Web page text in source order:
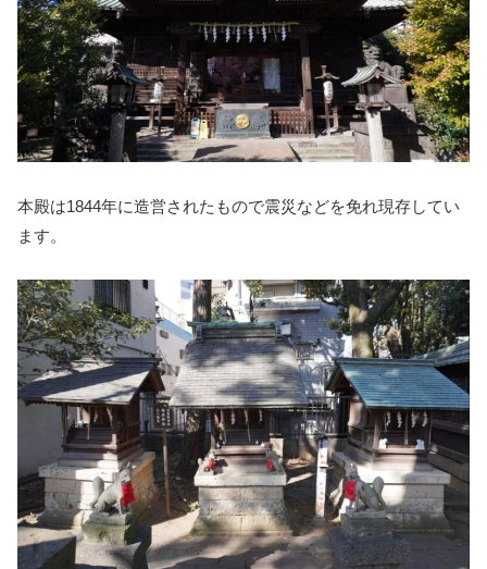
本殿は1844年に造営されたもので震災などを免れ現存してい
ます。